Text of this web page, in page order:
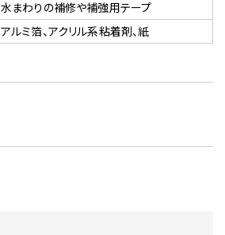
水まわりの補修や補強用テープ
アルミ箔、アクリル系粘着剤、紙